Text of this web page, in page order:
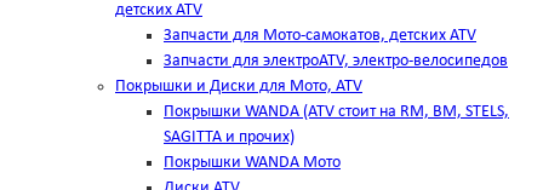
детских ATV
Запчасти для Мото-самокатов, детских ATV
Запчасти для электроATV, электро-велосипедов
Покрышки и Диски для Мото, ATV
Покрышки WANDA (АТV стоит на RM, BM, STELS,
SAGITTA и прочих)
Покрышки WANDA Мото